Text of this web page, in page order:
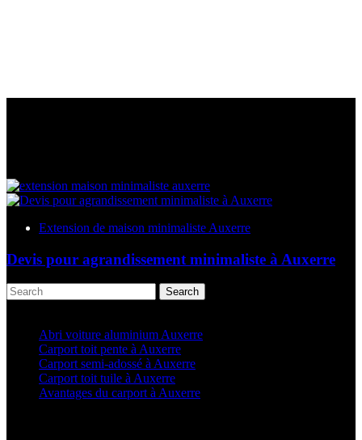
Extension de maison minimaliste Auxerre
Devis pour agrandissement minimaliste à Auxerre
Search
Abri voiture aluminium Auxerre
Carport toit pente à Auxerre
Carport semi-adossé à Auxerre
Carport toit tuile à Auxerre
Avantages du carport à Auxerre